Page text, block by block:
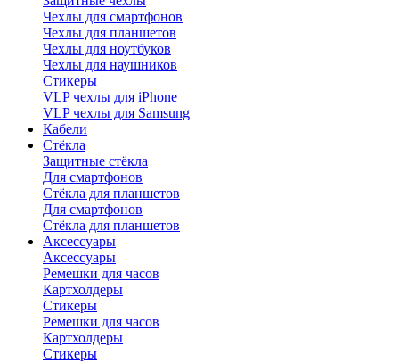
Чехлы для смартфонов
Чехлы для планшетов
Чехлы для ноутбуков
Чехлы для наушников
Стикеры
VLP чехлы для iPhone
VLP чехлы для Samsung
Кабели
Стёкла
Защитные стёкла
Для смартфонов
Стёкла для планшетов
Для смартфонов
Стёкла для планшетов
Аксессуары
Аксессуары
Ремешки для часов
Картхолдеры
Стикеры
Ремешки для часов
Картхолдеры
Стикеры